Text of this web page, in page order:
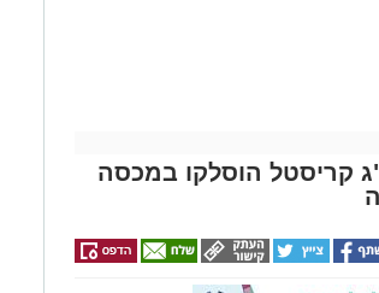
גבוהה.
ואירועי תוכן.
איקרה הריחה: 1.6 ק"ג קריסטל הוסלקו במכסה